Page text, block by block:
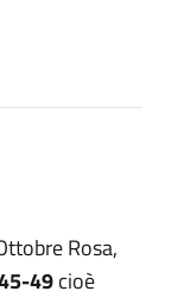
Rosa,
49cioè